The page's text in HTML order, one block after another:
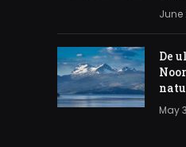
June
De
May